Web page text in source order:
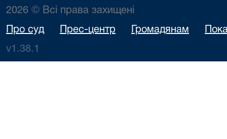
2026 © Всі права захищені
Про суд Прес-центр Громадянам
v1.38.1